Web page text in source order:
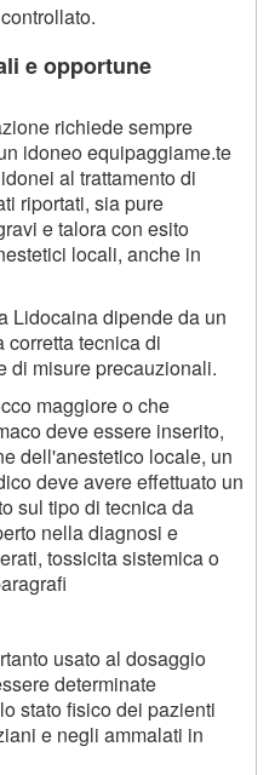
e opportune
richiede sempre
idoneo equipaggiame.te
al trattamento di
riportati, sia pure
e talora con esito
locali, anche in
Lidocaina dipende da un
corretta tecnica di
di misure precauzionali.
maggiore o che
deve essere inserito,
dell'anestetico locale, un
deve avere effettuato un
sul tipo di tecnica da
nella diagnosi e
tossicita sistemica o
usato al dosaggio
determinate
stato fisico dei pazienti
e negli ammalati in